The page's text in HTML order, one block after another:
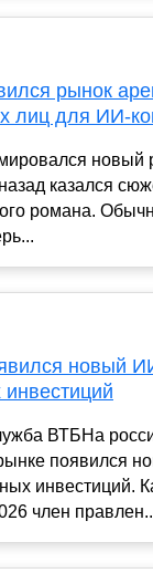
рынок
лиц для ИИ-
новый
казался
романа.
новый
ВТБНа
появился
инвестиций.
член